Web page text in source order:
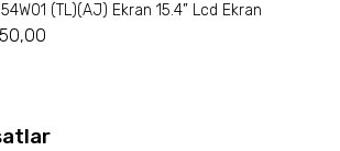
(TL)(AJ) Ekran 15.4” Lcd Ekran